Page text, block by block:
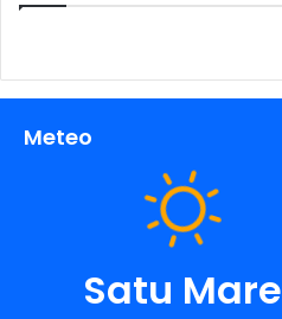
Meteo
Satu Mare